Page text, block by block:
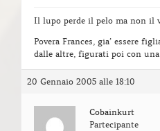
Il lupo perde il pelo ma non il
Povera Frances, gia’ essere
dalle altre, figurati poi con una
20 Gennaio 2005 alle 18:10
Cobainkurt
Partecipante